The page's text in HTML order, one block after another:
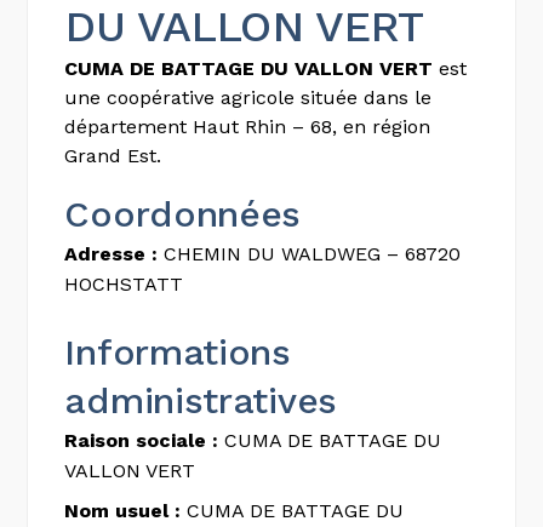
DU VALLON VERT
CUMA DE BATTAGE DU VALLON VERT est
une coopérative agricole située dans le
département Haut Rhin – 68, en région
Grand Est.
Coordonnées
Adresse : CHEMIN DU WALDWEG – 68720
HOCHSTATT
Informations
administratives
Raison sociale : CUMA DE BATTAGE DU
VALLON VERT
Nom usuel : CUMA DE BATTAGE DU